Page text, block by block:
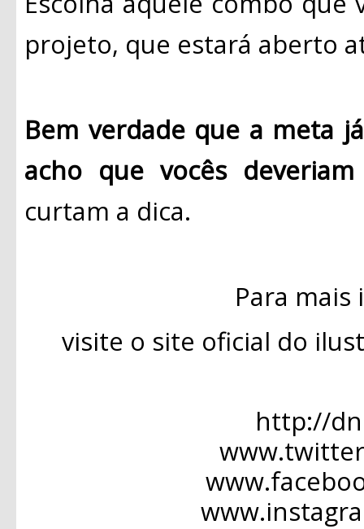
projeto, que estará aberto
Bem verdade que a meta
acho que vocês
curtam a dica.
Para
visite o site oficial do
http://